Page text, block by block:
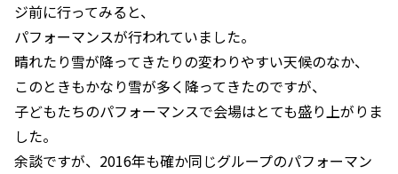
ジ前に行ってみると、
パフォーマンスが行われていました。
晴れたり雪が降ってきたりの変わりやすい天候のなか、
このときもかなり雪が多く降ってきたのですが、
子どもたちのパフォーマンスで会場はとても盛り上がりま
した。
余談ですが、2016年も確か同じグループのパフォーマン